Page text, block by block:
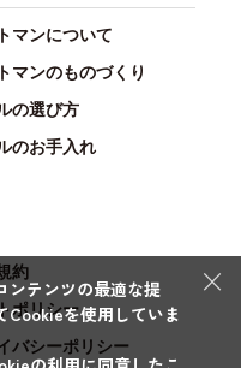
マンについて
マンのものづくり
の選び方
のお手入れ
約
ポリシー
バシーポリシー
×
ンテンツの最適な提
Cookieを使用していま